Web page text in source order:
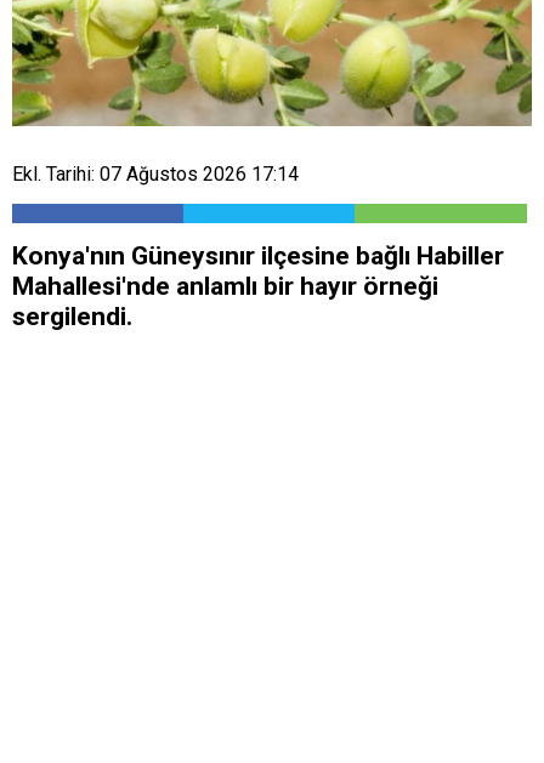
Ekl. Tarihi: 07 Ağustos 2026 17:14
Konya'nın Güneysınır ilçesine bağlı Habiller
Mahallesi'nde anlamlı bir hayır örneği
sergilendi.